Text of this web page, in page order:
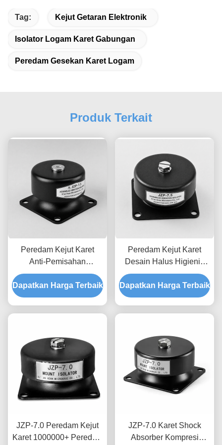
Tag: Kejut Getaran Elektronik
Isolator Logam Karet Gabungan
Peredam Gesekan Karet Logam
Produk Terkait
Peredam Kejut Karet
Anti-Pemisahan
Interlocking JZP-7.5
dengan Ketertelusuran
Lot Cetakan Permanen
Dapatkan Harga Terbaik
Peredam Kejut Karet
Desain Halus Higienis
JZP-7.5 dengan Peredam
Progresif yang Mudah
Dicuci
Dapatkan Harga Terbaik
JZP-7.0 Peredam Kejut
Karet 1000000+ Peredam
JZP-7.0 Karet Shock
Absorber Kompresi